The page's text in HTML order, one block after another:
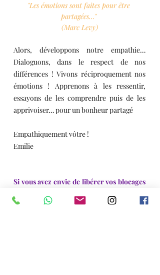
"Les émotions sont faites pour être
partagées…"
(Marc Levy)
Alors, développons notre empathie…
Dialoguons, dans le respect de nos
différences ! Vivons réciproquement nos
émotions ! Apprenons à les ressentir,
essayons de les comprendre puis de les
apprivoiser… pour un bonheur partagé
Empathiquement vôtre !
Emilie
Si vous avez envie de libérer vos blocages
empathie